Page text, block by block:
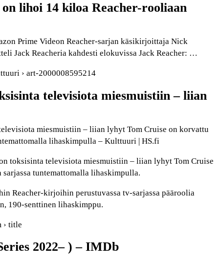
lihoi 14 kiloa Reacher-rooliaan
Prime Videon Reacher-sarjan käsikirjoittaja Nick
Jack Reacheria kahdesti elokuvissa Jack Reacher: …
› art-2000008595214
televisiota miesmuistiin – liian
miesmuistiin – liian lyhyt Tom Cruise on korvattu
lihaskimpulla – Kulttuuri | HS.fi
toksisinta televisiota miesmuistiin – liian lyhyt Tom Cruise
tuntemattomalla lihaskimpulla.
Reacher-kirjoihin perustuvassa tv-sarjassa pääroolia
190-senttinen lihaskimppu.
› title
2022– ) – IMDb